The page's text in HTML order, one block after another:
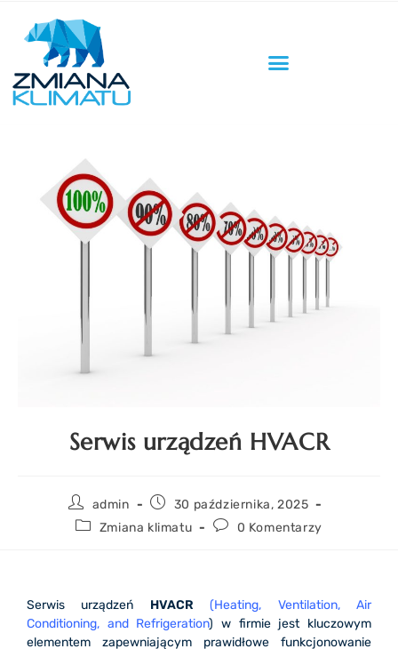
Serwis urządzeń HVACR
admin
30 października, 2025
Zmiana klimatu
0 Komentarzy
Serwis urządzeń HVACR
(Heating, Ventilation, Air
Conditioning, and Refrigeration) w firmie jest kluczowym
elementem zapewniającym prawidłowe funkcjonowanie